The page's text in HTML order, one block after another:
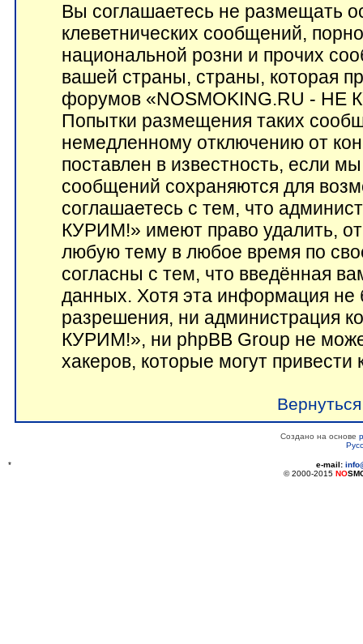
Вы соглашаетесь не размещать
клеветнических сообщений,
национальной розни и прочих
вашей страны, страны, которая
форумов «NOSMOKING.RU - НЕ
Попытки размещения таких
немедленному отключению от
поставлен в известность, если
сообщений сохраняются для
соглашаетесь с тем, что
КУРИМ!» имеют право удалить,
любую тему в любое время по
согласны с тем, что введённая
данных. Хотя эта информация не
разрешения, ни администрация
КУРИМ!», ни phpBB Group не
хакеров, которые могут
Создано на основе
* e-mail:
© 2000-2015 NO